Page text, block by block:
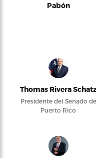
Pabón
Thomas Rivera
Presidente del Senado de
Puerto Rico